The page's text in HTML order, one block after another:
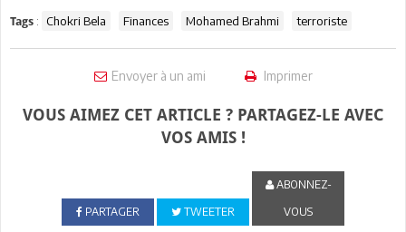
Tags : Chokri Bela Finances Mohamed Brahmi terroriste
Envoyer à un ami Imprimer
VOUS AIMEZ CET ARTICLE ? PARTAGEZ-LE AVEC
VOS AMIS !
PARTAGER TWEETER
ABONNEZ-
VOUS